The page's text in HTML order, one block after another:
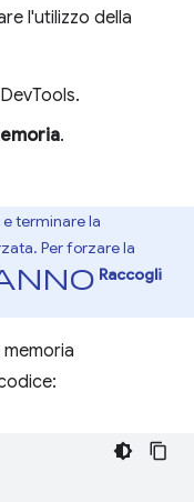
l'utilizzo della
.
terminare la
Per forzare la
Raccogli